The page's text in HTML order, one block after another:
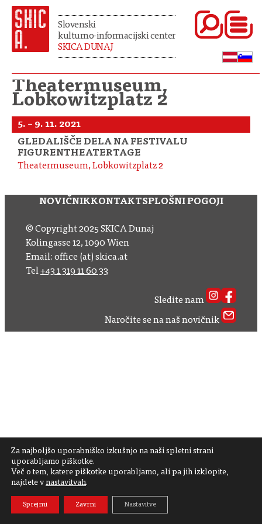
Slovenski
kulturno-informacijski center
SKICA DUNAJ
Theatermuseum,
Lobkowitzplatz 2
5. – 9. 11. 2021
GLEDALIŠČE DELA NA FESTIVALU
FIGURENTHEATERTAGE
Theatermuseum, Lobkowitzplatz 2
Za najboljšo uporabniško izkušnjo na naši spletni strani
uporabljamo piškotke.
Več o tem, katere piškotke uporabljamo, ali pa jih izklopite,
najdete v nastavitvah.
Sprejmi Zavrni Nastavitve
NOVIČNIKKONTAKTSPLOŠNI POGOJI
© Copyright 2025 SKICA Dunaj
Kolingasse 12, 1090 Wien
Email: office (at) skica.at
Tel+43 1 319 11 60 33
Sledite nam
Naročite se na naš novičnik